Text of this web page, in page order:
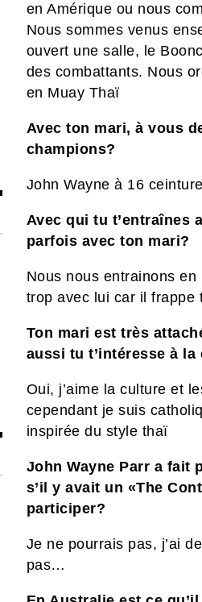
en Amérique ou nous
Nous sommes venus
ouvert une salle, le
des combattants. Nous
en Muay Thaï
Avec ton mari, à vous
champions?
John Wayne à 16
Avec qui tu t’entraînes
parfois avec ton mari?
Nous nous entrainons en
trop avec lui car il
Ton mari est très
aussi tu t’intéresse à
Oui, j’aime la culture et
cependant je suis
inspirée du style thaï
John Wayne Parr a fait
s’il y avait un «The
participer?
Je ne pourrais pas, j’ai
pas…